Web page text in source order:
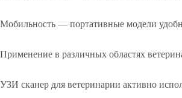
Мобильность — портативные модели
Применение в различных областях
УЗИ сканер для ветеринарии активно